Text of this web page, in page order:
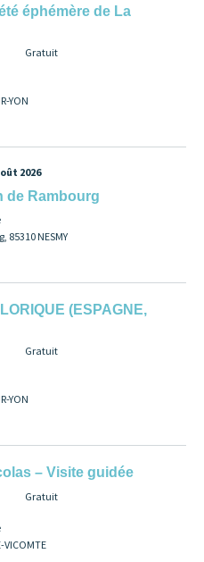
éphémère de La
Gratuit
YON
2026
de Rambourg
85310 NESMY
(ESPAGNE,
Gratuit
YON
– Visite guidée
Gratuit
VICOMTE